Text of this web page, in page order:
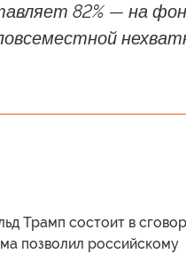
82% — на
Трамп состоит в
позволил российскому